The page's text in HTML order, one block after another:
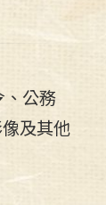
、公務
及其他